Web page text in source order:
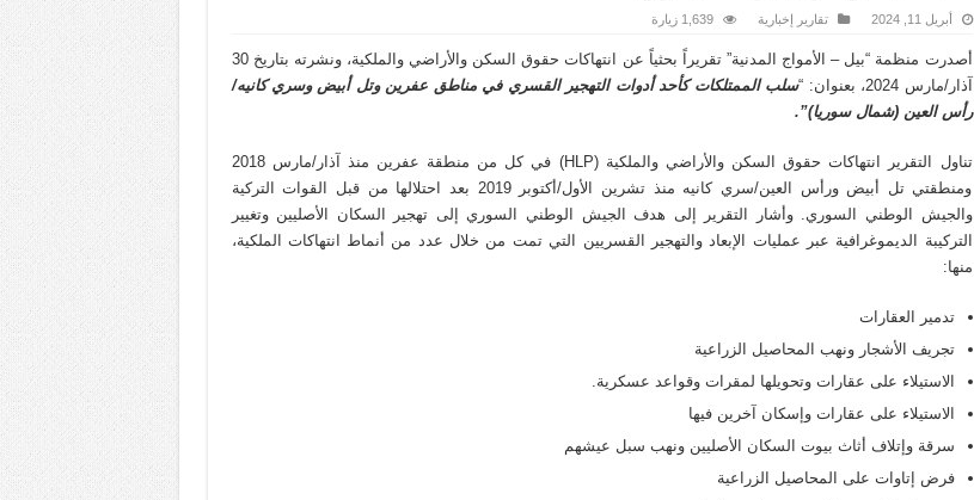
أبريل 11, 2024 تقارير إخبارية 1,639 زيارة
أصدرت منظمة “بيل – الأمواج المدنية” تقريراً بحثياً عن انتهاكات حقوق السكن والأراضي والملكية، ونشرته بتاريخ 30
آذار/مارس 2024، بعنوان: “
سلب الممتلكات كأحد أدوات التهجير القسري في مناطق عفرين وتل أبيض وسري كانيه/
رأس العين (شمال سوريا)”.
تناول التقرير انتهاكات حقوق السكن والأراضي والملكية (HLP) في كل من منطقة عفرين منذ آذار/مارس 2018
ومنطقتي تل أبيض ورأس العين/سري كانيه منذ تشرين الأول/أكتوبر 2019 بعد احتلالها من قبل القوات التركية
والجيش الوطني السوري. وأشار التقرير إلى هدف الجيش الوطني السوري إلى تهجير السكان الأصليين وتغيير
التركيبة الديموغرافية عبر عمليات الإبعاد والتهجير القسريين التي تمت من خلال عدد من أنماط انتهاكات الملكية،
منها:
تدمير العقارات
تجريف الأشجار ونهب المحاصيل الزراعية
الاستيلاء على عقارات وتحويلها لمقرات وقواعد عسكرية.
الاستيلاء على عقارات وإسكان آخرين فيها
سرقة وإتلاف أثاث بيوت السكان الأصليين ونهب سبل عيشهم
فرض إتاوات على المحاصيل الزراعية